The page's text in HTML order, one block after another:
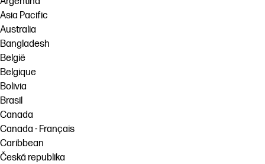
Asia Pacific
Australia
Bangladesh
België
Belgique
Bolivia
Brasil
Canada
Canada - Français
Caribbean
Česká republika